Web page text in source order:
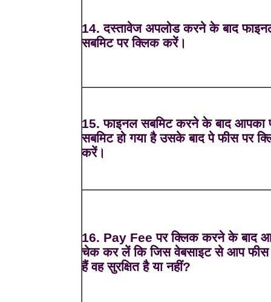
14. दस्तावेज अपलोड करने के बाद
सबमिट पर क्लिक करें।
15. फाइनल सबमिट करने के बाद आपका
सबमिट हो गया है उसके बाद पे फीस पर
करें।
16. Pay Fee पर क्लिक करने के बाद
चेक कर लें कि जिस वेबसाइट से आप फीस
हैं वह सुरक्षित है या नहीं?